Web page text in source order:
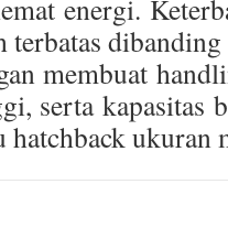
energi.
membuat
serta kapasitas
ukuran